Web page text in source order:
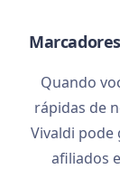
Quando
rápidas de
Vivaldi pode
afiliados